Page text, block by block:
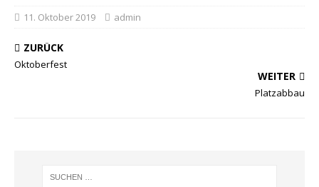
11. Oktober 2019 admin
ZURÜCK
Oktoberfest
WEITER
Platzabbau